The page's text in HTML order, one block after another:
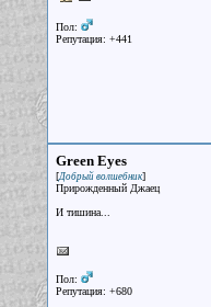
Пол:
Репутация: +441
Green Eyes
[Добрый волшебник]
Прирожденный Джаец
И тишина...
Пол:
Репутация: +680